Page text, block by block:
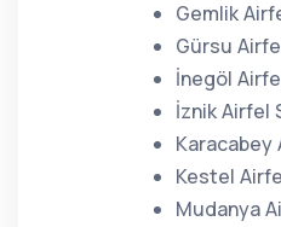
Gemlik
Gürsu
İnegöl
İznik Airfel
Karacabey
Kestel
Mudanya